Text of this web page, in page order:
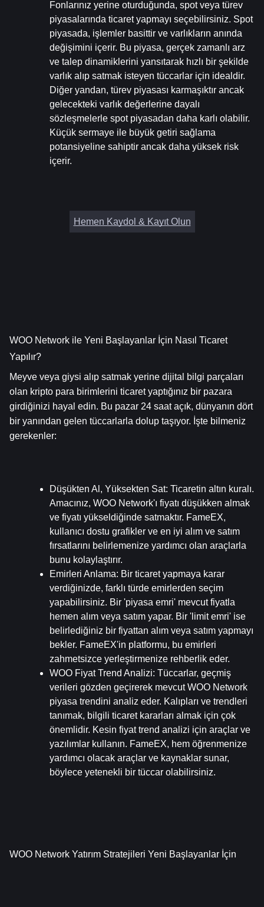
Fonlarınız yerine oturduğunda, spot veya türev
piyasalarında ticaret yapmayı seçebilirsiniz. Spot
piyasada, işlemler basittir ve varlıkların anında
değişimini içerir. Bu piyasa, gerçek zamanlı arz
ve talep dinamiklerini yansıtarak hızlı bir şekilde
varlık alıp satmak isteyen tüccarlar için idealdir.
Diğer yandan, türev piyasası karmaşıktır ancak
gelecekteki varlık değerlerine dayalı
sözleşmelerle spot piyasadan daha karlı olabilir.
Küçük sermaye ile büyük getiri sağlama
potansiyeline sahiptir ancak daha yüksek risk
içerir.
Hemen Kaydol & Kayıt Olun
WOO Network ile Yeni Başlayanlar İçin Nasıl Ticaret
Yapılır?
Meyve veya giysi alıp satmak yerine dijital bilgi parçaları
olan kripto para birimlerini ticaret yaptığınız bir pazara
girdiğinizi hayal edin. Bu pazar 24 saat açık, dünyanın dört
bir yanından gelen tüccarlarla dolup taşıyor. İşte bilmeniz
gerekenler:
Düşükten Al, Yüksekten Sat: Ticaretin altın kuralı.
Amacınız, WOO Network'ı fiyatı düşükken almak
ve fiyatı yükseldiğinde satmaktır. FameEX,
kullanıcı dostu grafikler ve en iyi alım ve satım
fırsatlarını belirlemenize yardımcı olan araçlarla
bunu kolaylaştırır.
Emirleri Anlama: Bir ticaret yapmaya karar
verdiğinizde, farklı türde emirlerden seçim
yapabilirsiniz. Bir 'piyasa emri' mevcut fiyatla
hemen alım veya satım yapar. Bir 'limit emri' ise
belirlediğiniz bir fiyattan alım veya satım yapmayı
bekler. FameEX'in platformu, bu emirleri
zahmetsizce yerleştirmenize rehberlik eder.
WOO Fiyat Trend Analizi: Tüccarlar, geçmiş
verileri gözden geçirerek mevcut WOO Network
piyasa trendini analiz eder. Kalıpları ve trendleri
tanımak, bilgili ticaret kararları almak için çok
önemlidir. Kesin fiyat trend analizi için araçlar ve
yazılımlar kullanın. FameEX, hem öğrenmenize
yardımcı olacak araçlar ve kaynaklar sunar,
böylece yetenekli bir tüccar olabilirsiniz.
WOO Network Yatırım Stratejileri Yeni Başlayanlar İçin